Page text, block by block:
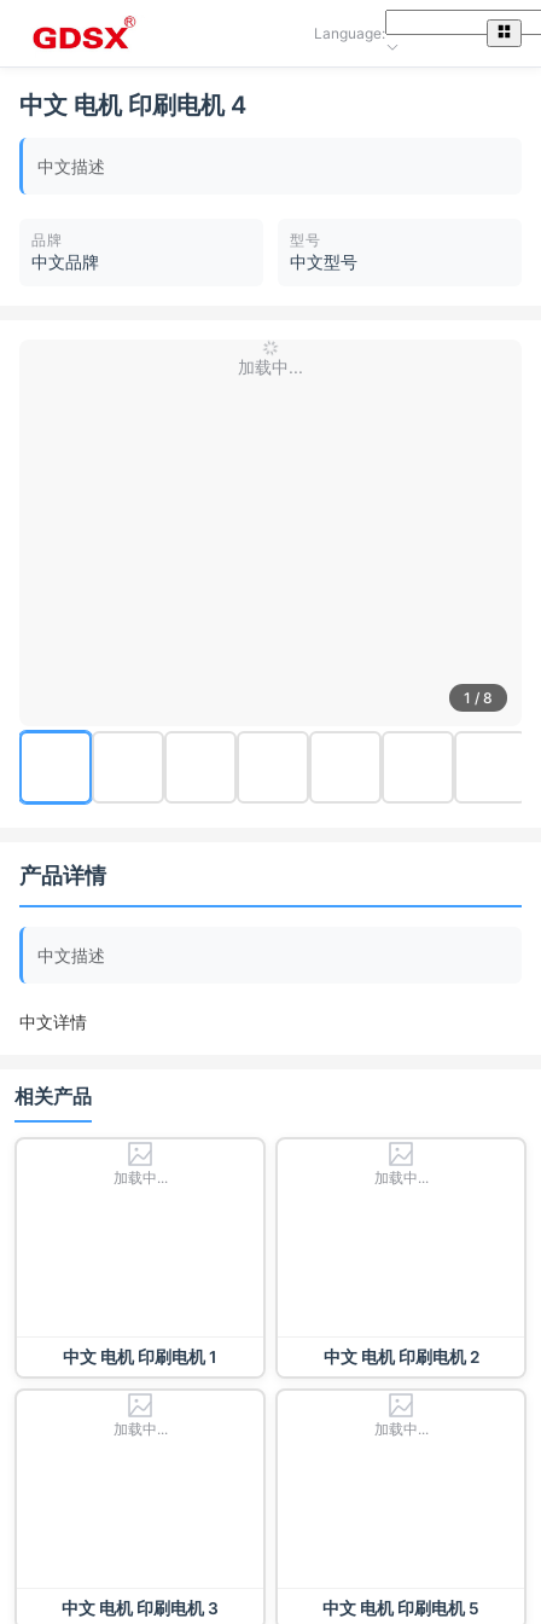
Language:
中文 电机 印刷电机 4
中文描述
品牌
中文品牌
型号
中文型号
加载中...
1 / 8
产品详情
中文描述
中文详情
相关产品
加载中...
中文 电机 印刷电机 1
加载中...
中文 电机 印刷电机 2
加载中...
中文 电机 印刷电机 3
加载中...
中文 电机 印刷电机 5